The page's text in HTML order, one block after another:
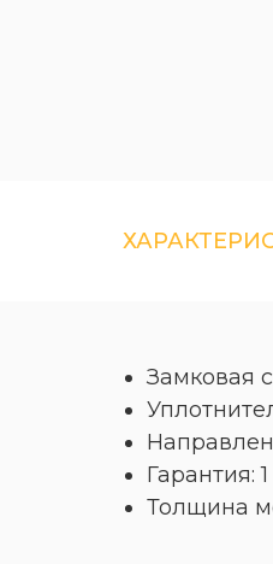
Замковая
Гарантия:
Толщина